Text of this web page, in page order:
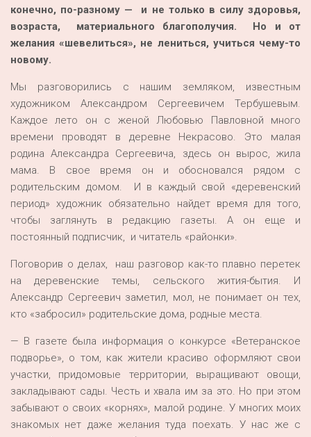
конечно, по-разному — и не только в силу здоровья,
возраста, материального благополучия. Но и от
желания «шевелиться», не лениться, учиться чему-то
новому.
Мы разговорились с нашим земляком, известным
художником Александром Сергеевичем Тербушевым.
Каждое лето он с женой Любовью Павловной много
времени проводят в деревне Некрасово. Это малая
родина Александра Сергеевича, здесь он вырос, жила
мама. В свое время он и обосновался рядом с
родительским домом. И в каждый свой «деревенский
период» художник обязательно найдет время для того,
чтобы заглянуть в редакцию газеты. А он еще и
постоянный подписчик, и читатель «районки».
Поговорив о делах, наш разговор как-то плавно перетек
на деревенские темы, сельского жития-бытия. И
Александр Сергеевич заметил, мол, не понимает он тех,
кто «забросил» родительские дома, родные места.
— В газете была информация о конкурсе «Ветеранское
подворье», о том, как жители красиво оформляют свои
участки, придомовые территории, выращивают овощи,
закладывают сады. Честь и хвала им за это. Но при этом
забывают о своих «корнях», малой родине. У многих моих
знакомых нет даже желания туда поехать. У нас же с